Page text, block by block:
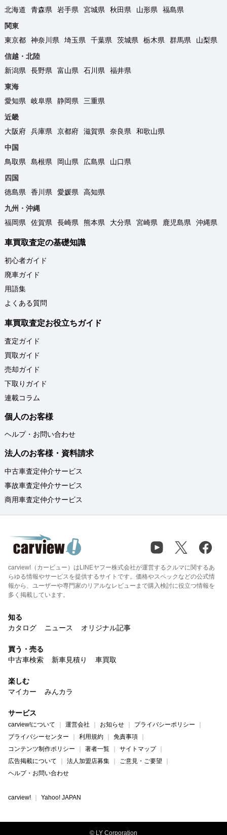
北海道
青森県 岩手県 宮城県 秋田県 山形県
福島県
関東
東京都
神奈川県 埼玉県 千葉県 茨城県 栃木県 群馬県
山梨県
信越・北陸
新潟県
長野県 富山県 石川県
福井県
東海
愛知県
岐阜県 静岡県
三重県
近畿
大阪府
兵庫県 京都府 滋賀県 奈良県
和歌山県
中国
鳥取県
島根県 岡山県 広島県
山口県
四国
徳島県
香川県 愛媛県
高知県
九州・沖縄
福岡県
佐賀県 長崎県 熊本県 大分県 宮崎県 鹿児島県 沖縄県
車買取査定の基礎知識
初心者ガイド
廃車ガイド
用語集
よくある質問
車買取査定お役立ちガイド
査定ガイド
買取ガイド
売却ガイド
下取りガイド
連載コラム
個人のお客様
ヘルプ・お問い合わせ
法人のお客様・資料請求
中古車査定仲介サービス
事故車査定仲介サービス
商用車査定仲介サービス
carview!（カービュー）はLINEヤフー株式会社が運営するクルマに関するあ
らゆる情報やサービスを提供するサイトです。価格やスペックなどの公式情
報から、ユーザーや専門家のリアルなレビューまで購入検討に役立つ情報を
多く掲載しています。
知る
カタログ
ニュース オリジナル記事
買う・売る
中古車検索
新車見積り 車買取
楽しむ
マイカー
みんカラ
サービス
carview!について 運営会社 お知らせ
プライバシーポリシー
プライバシーセンター
利用規約
免責事項
コンテンツ制作ポリシー
著者一覧
サイトマップ
広告掲載について
法人加盟店募集
ご意見・ご要望
ヘルプ・お問い合わせ
carview! Yahoo! JAPAN
© LY Corporation